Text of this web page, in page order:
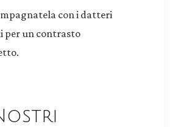
con i datteri
per un contrasto